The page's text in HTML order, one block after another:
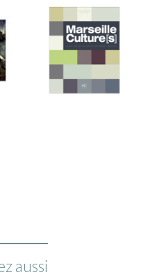
aussi